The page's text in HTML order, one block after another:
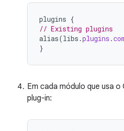
plugins {
// Existing plugins
alias(libs .plugins .
}
Em cada módulo que usa o
plug-in: